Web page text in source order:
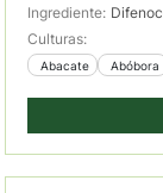
Ingrediente:
Culturas:
Abacate Abóbora